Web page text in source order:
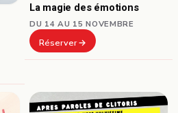
La magie des émotions
DU 14 AU 15 NOVEMBRE
Réserver